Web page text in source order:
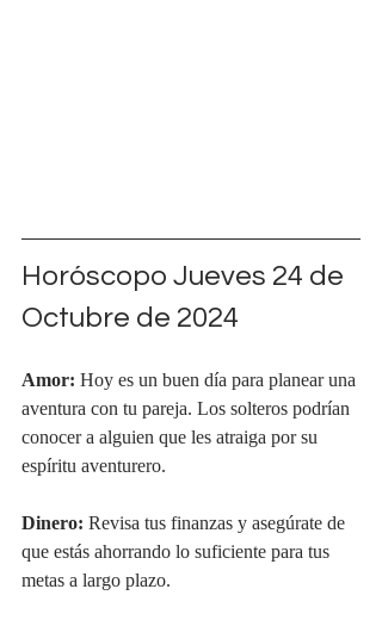
Horóscopo Jueves 24 de
Octubre de 2024
Amor: Hoy es un buen día para planear una
aventura con tu pareja. Los solteros podrían
conocer a alguien que les atraiga por su
espíritu aventurero.
Dinero: Revisa tus finanzas y asegúrate de
que estás ahorrando lo suficiente para tus
metas a largo plazo.